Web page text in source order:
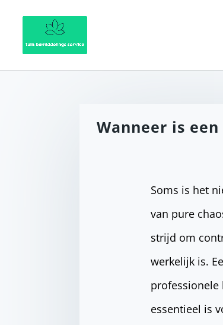
Wanneer is
Soms is het
van pure
strijd om
werkelijk is.
professionele
essentieel is